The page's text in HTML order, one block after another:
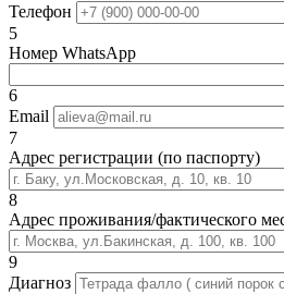
Телефон
5
Номер WhatsApp
6
Email
7
Адрес регистрации (по паспорту)
8
Адрес проживания/фактического
9
Диагноз